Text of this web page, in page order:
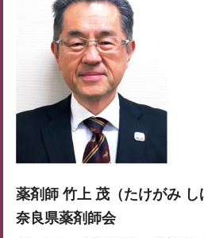
薬剤師 竹上 茂（たけがみ し
奈良県薬剤師会